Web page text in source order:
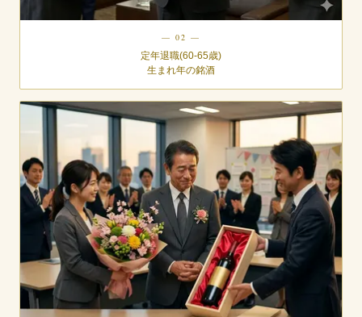
— 02 —
定年退職(60-65歳)
生まれ年の銘酒